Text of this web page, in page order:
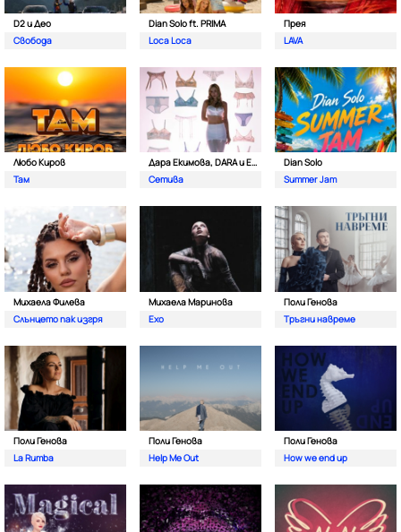
D2 и Део
Свобода
Dian Solo ft. PRIMA
Loca Loca
Прея
LAVA
Любо Киров
Там
Дара Екимова, DARA и Eva Lea
Сетива
Dian Solo
Summer Jam
Михаела Филева
Слънцето пак изгря
Михаела Маринова
Ехо
Поли Генова
Тръгни навреме
Поли Генова
La Rumba
Поли Генова
Help Me Out
Поли Генова
How we end up